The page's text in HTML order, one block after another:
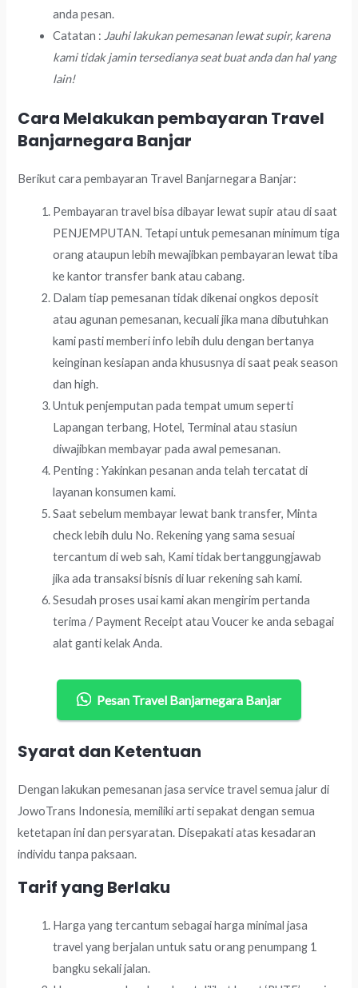
anda pesan.
Catatan : Jauhi lakukan pemesanan lewat supir, karena
kami tidak jamin tersedianya seat buat anda dan hal yang
lain!
Cara Melakukan pembayaran Travel
Banjarnegara Banjar
Berikut cara pembayaran Travel Banjarnegara Banjar:
Pembayaran travel bisa dibayar lewat supir atau di saat
PENJEMPUTAN. Tetapi untuk pemesanan minimum tiga
orang ataupun lebih mewajibkan pembayaran lewat tiba
ke kantor transfer bank atau cabang.
Dalam tiap pemesanan tidak dikenai ongkos deposit
atau agunan pemesanan, kecuali jika mana dibutuhkan
kami pasti memberi info lebih dulu dengan bertanya
keinginan kesiapan anda khususnya di saat peak season
dan high.
Untuk penjemputan pada tempat umum seperti
Lapangan terbang, Hotel, Terminal atau stasiun
diwajibkan membayar pada awal pemesanan.
Penting : Yakinkan pesanan anda telah tercatat di
layanan konsumen kami.
Saat sebelum membayar lewat bank transfer, Minta
check lebih dulu No. Rekening yang sama sesuai
tercantum di web sah, Kami tidak bertanggungjawab
jika ada transaksi bisnis di luar rekening sah kami.
Sesudah proses usai kami akan mengirim pertanda
terima / Payment Receipt atau Voucer ke anda sebagai
alat ganti kelak Anda.
Pesan Travel Banjarnegara Banjar
Syarat dan Ketentuan
Dengan lakukan pemesanan jasa service travel semua jalur di
JowoTrans Indonesia, memiliki arti sepakat dengan semua
ketetapan ini dan persyaratan. Disepakati atas kesadaran
individu tanpa paksaan.
Tarif yang Berlaku
Harga yang tercantum sebagai harga minimal jasa
travel yang berjalan untuk satu orang penumpang 1
bangku sekali jalan.